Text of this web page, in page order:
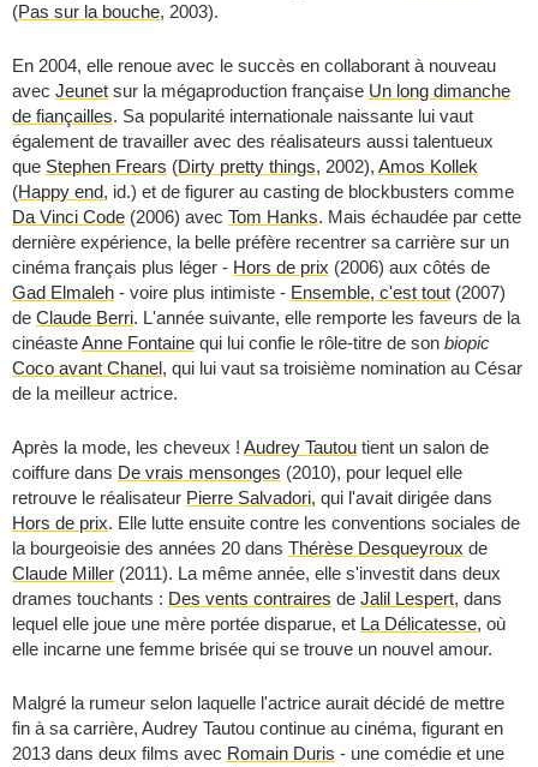
(Pas sur la bouche, 2003).
En 2004, elle renoue avec le succès en collaborant à nouveau
avec Jeunet sur la mégaproduction française Un long dimanche
de fiançailles. Sa popularité internationale naissante lui vaut
également de travailler avec des réalisateurs aussi talentueux
que Stephen Frears (Dirty pretty things, 2002), Amos Kollek
(Happy end, id.) et de figurer au casting de blockbusters comme
Da Vinci Code (2006) avec Tom Hanks. Mais échaudée par cette
dernière expérience, la belle préfère recentrer sa carrière sur un
cinéma français plus léger - Hors de prix (2006) aux côtés de
Gad Elmaleh - voire plus intimiste - Ensemble, c'est tout (2007)
de Claude Berri. L'année suivante, elle remporte les faveurs de la
cinéasteAnne Fontaine qui lui confie le rôle-titre de son biopic
Coco avant Chanel, qui lui vaut sa troisième nomination au César
de la meilleur actrice.
Après la mode, les cheveux ! Audrey Tautou tient un salon de
coiffure dans De vrais mensonges (2010), pour lequel elle
retrouve le réalisateur Pierre Salvadori, qui l'avait dirigée dans
Hors de prix. Elle lutte ensuite contre les conventions sociales de
la bourgeoisie des années 20 dans Thérèse Desqueyroux de
Claude Miller (2011). La même année, elle s'investit dans deux
drames touchants : Des vents contraires de Jalil Lespert, dans
lequel elle joue une mère portée disparue, et La Délicatesse, où
elle incarne une femme brisée qui se trouve un nouvel amour.
Malgré la rumeur selon laquelle l'actrice aurait décidé de mettre
fin à sa carrière, Audrey Tautou continue au cinéma, figurant en
2013 dans deux films avec Romain Duris - une comédie et une